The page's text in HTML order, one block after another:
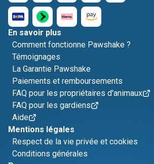
En savoir plus
Comment fonctionne Pawshake ?
Témoignages
La Garantie Pawshake
Paiements et remboursements
FAQ pour les propriétaires d'animaux
FAQ pour les gardiens
Aide
Mentions légales
Respect de la vie privée et cookies
Conditions générales